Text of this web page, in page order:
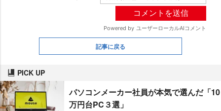
記事に戻る
PICK UP
パソコンメーカー社員が本気で選んだ「10
万円台PC３選」